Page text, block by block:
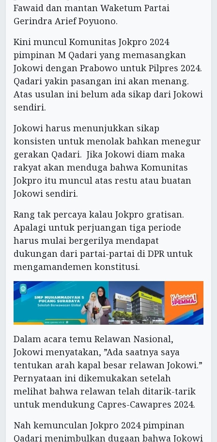
Fawaid dan mantan Waketum Partai
Gerindra Arief Poyuono.
Kini muncul Komunitas Jokpro 2024
pimpinan M Qadari yang memasangkan
Jokowi dengan Prabowo untuk Pilpres 2024.
Qadari yakin pasangan ini akan menang.
Atas usulan ini belum ada sikap dari Jokowi
sendiri.
Jokowi harus menunjukkan sikap
konsisten untuk menolak bahkan menegur
gerakan Qadari. Jika Jokowi diam maka
rakyat akan menduga bahwa Komunitas
Jokpro itu muncul atas restu atau buatan
Jokowi sendiri.
Rang tak percaya kalau Jokpro gratisan.
Apalagi untuk perjuangan tiga periode
harus mulai bergerilya mendapat
dukungan dari partai-partai di DPR untuk
mengamandemen konstitusi.
Dalam acara temu Relawan Nasional,
Jokowi menyatakan, ”Ada saatnya saya
tentukan arah kapal besar relawan Jokowi.”
Pernyataan ini dikemukakan setelah
melihat bahwa relawan telah ditarik-tarik
untuk mendukung Capres-Cawapres 2024.
Nah kemunculan Jokpro 2024 pimpinan
Qadari menimbulkan dugaan bahwa Jokowi